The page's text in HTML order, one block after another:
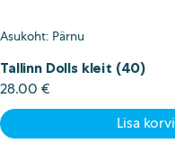
Asukoht: Pärnu
Tallinn Dolls kleit (40)
28.00 €
Lisa korvi